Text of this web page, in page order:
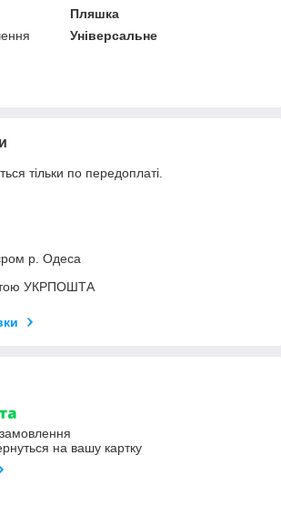
Пляшка
Універсальне
тільки по передоплаті.
р. Одеса
УКРПОШТА
на вашу картку